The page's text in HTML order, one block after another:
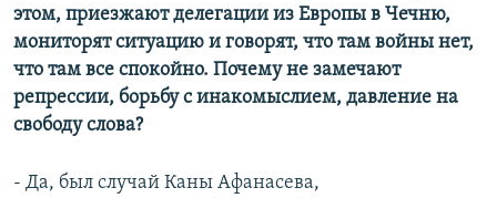
этом, приезжают делегации из Европы в Чечню,
мониторят ситуацию и говорят, что там войны нет,
что там все спокойно. Почему не замечают
репрессии, борьбу с инакомыслием, давление на
свободу слова?
- Да, был случай Каны Афанасева,